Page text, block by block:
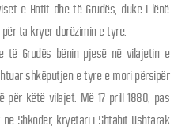
e Hotit dhe të Grudës, duke i lënë
ta kryer dorëzimin e tyre.
të Grudës bënin pjesë në vilajetin e
shkëputjen e tyre e mori përsipër
për këtë vilajet. Më 17 prill 1880, pas
Shkodër, kryetari i Shtabit Ushtarak